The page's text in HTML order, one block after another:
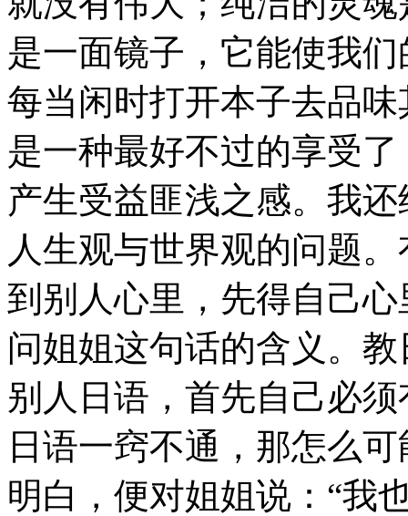
是一面镜子，它能使我
每当闲时打开本子去品
是一种最好不过的享受
产生受益匪浅之感。我
人生观与世界观的问题
到别人心里，先得自己
问姐姐这句话的含义。
别人日语，首先自己必
日语一窍不通，那怎么
明白，便对姐姐说：“我